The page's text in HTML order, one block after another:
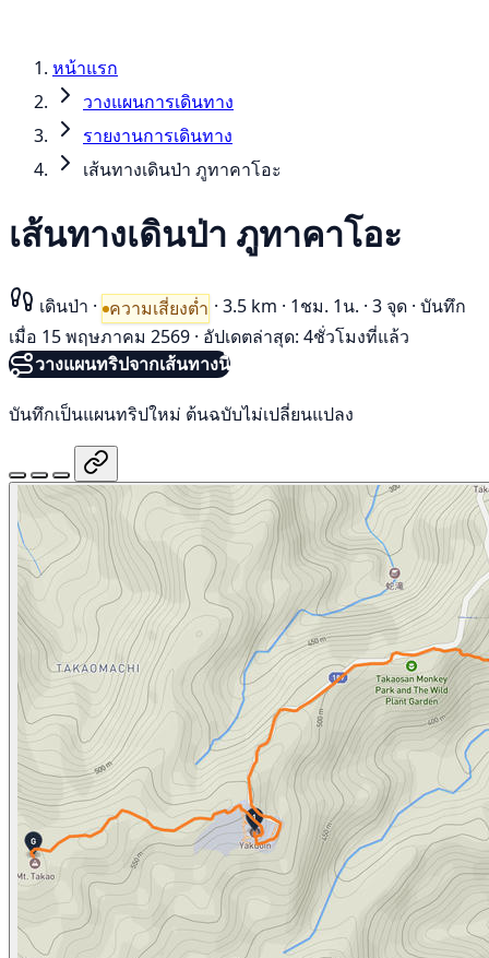
หน้าแรก
วางแผนการเดินทาง
รายงานการเดินทาง
เส้นทางเดินป่า ภูทาคาโอะ
เส้นทางเดินป่า ภูทาคาโอะ
เดินป่า · ความเสี่ยงต่ำ · 3.5 km · 1ชม. 1น. · 3 จุด · บันทึก
เมื่อ 15 พฤษภาคม 2569 · อัปเดตล่าสุด: 4ชั่วโมงที่แล้ว
วางแผนทริปจากเส้นทางนี้
บันทึกเป็นแผนทริปใหม่ ต้นฉบับไม่เปลี่ยนแปลง